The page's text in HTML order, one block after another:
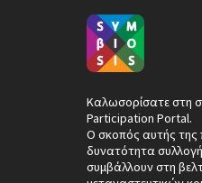
Καλωσορίσατε στη
Participation Portal.
Ο σκοπός αυτής της
δυνατότητα
συμβάλλουν στη